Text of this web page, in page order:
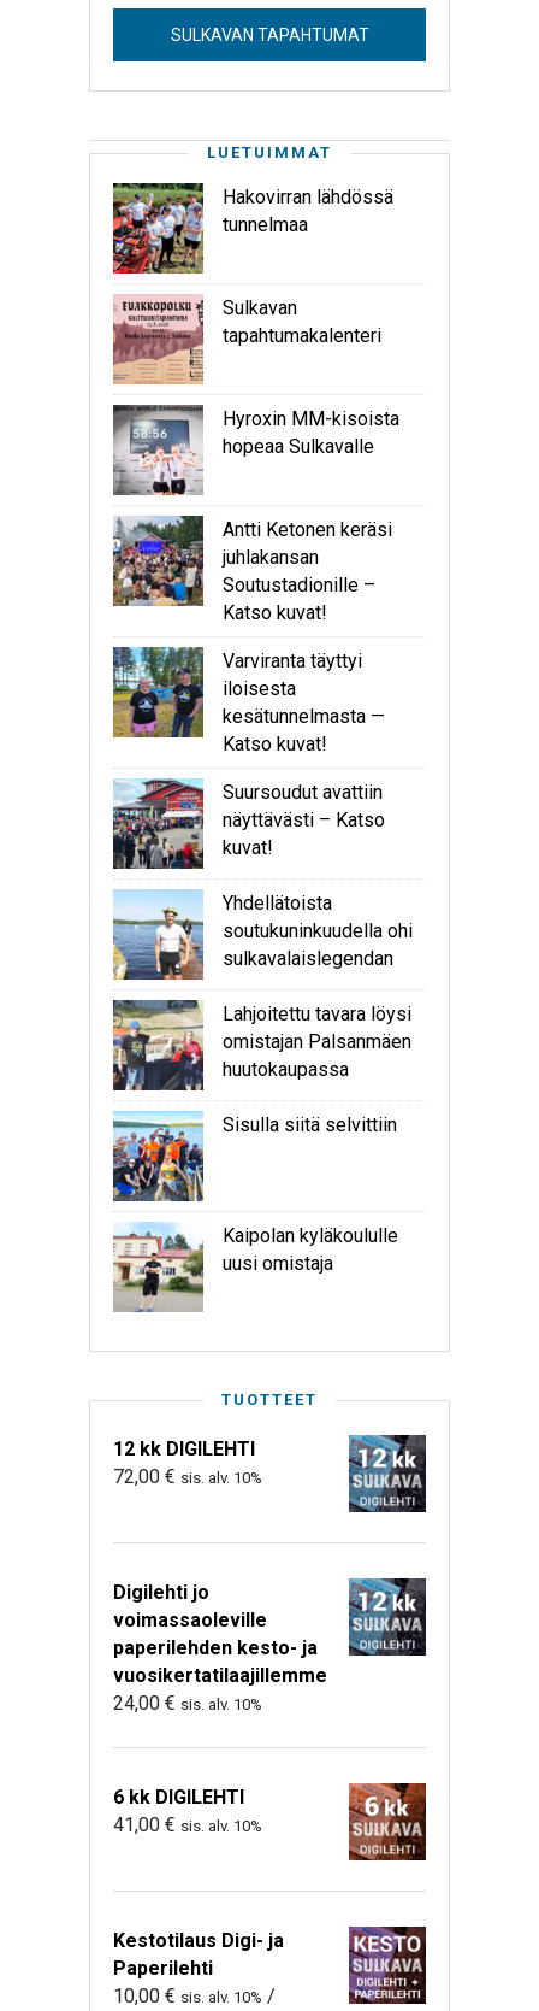
SULKAVAN TAPAHTUMAT
LUETUIMMAT
Hakovirran lähdössä
tunnelmaa
Sulkavan
tapahtumakalenteri
Hyroxin MM-kisoista
hopeaa Sulkavalle
Antti Ketonen keräsi
juhlakansan
Soutustadionille –
Katso kuvat!
Varviranta täyttyi
iloisesta
kesätunnelmasta —
Katso kuvat!
Suursoudut avattiin
näyttävästi – Katso
kuvat!
Yhdellätoista
soutukuninkuudella ohi
sulkavalaislegendan
Lahjoitettu tavara löysi
omistajan Palsanmäen
huutokaupassa
Sisulla siitä selvittiin
Kaipolan kyläkoululle
uusi omistaja
TUOTTEET
12 kk DIGILEHTI
72,00 € sis. alv. 10%
Digilehti jo
voimassaoleville
paperilehden kesto- ja
vuosikertatilaajillemme
24,00 € sis. alv. 10%
6 kk DIGILEHTI
41,00 € sis. alv. 10%
Kestotilaus Digi- ja
Paperilehti
10,00 € sis. alv. 10% /